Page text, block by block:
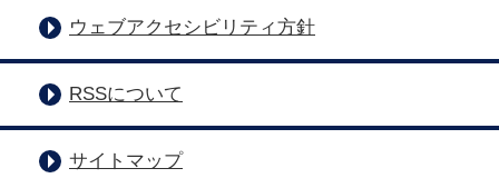
ウェブアクセシビリティ方針
RSSについて
サイトマップ